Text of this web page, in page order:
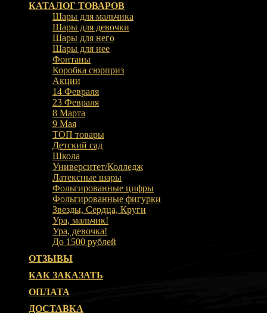
КАТАЛОГ ТОВАРОВ
Шары для мальчика
Шары для девочки
Шары для него
Шары для нее
Фонтаны
Коробка сюрприз
Акции
14 Февраля
23 Февраля
8 Марта
9 Мая
ТОП товары
Детский сад
Школа
Университет/Колледж
Латексные шары
Фольгированные цифры
Фольгированные фигурки
Звезды, Сердца, Круги
Ура, мальчик!
Ура, девочка!
До 1500 рублей
ОТЗЫВЫ
КАК ЗАКАЗАТЬ
ОПЛАТА
ДОСТАВКА